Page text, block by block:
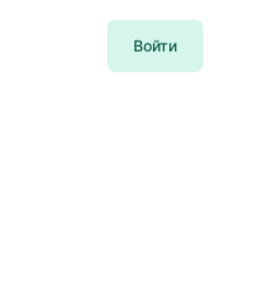
Войти